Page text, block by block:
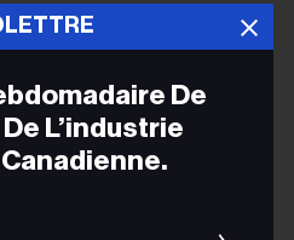
De
L’industrie